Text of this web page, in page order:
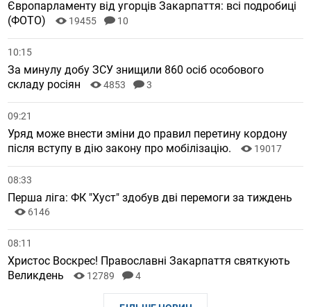
Європарламенту від угорців Закарпаття: всі подробиці
(ФОТО)
19455 10
10:15
За минулу добу ЗСУ знищили 860 осіб особового
складу росіян
4853 3
09:21
Уряд може внести зміни до правил перетину кордону
після вступу в дію закону про мобілізацію.
19017
08:33
Перша ліга: ФК "Хуст" здобув дві перемоги за тиждень
6146
08:11
Христос Воскрес! Православні Закарпаття святкують
Великдень
12789 4